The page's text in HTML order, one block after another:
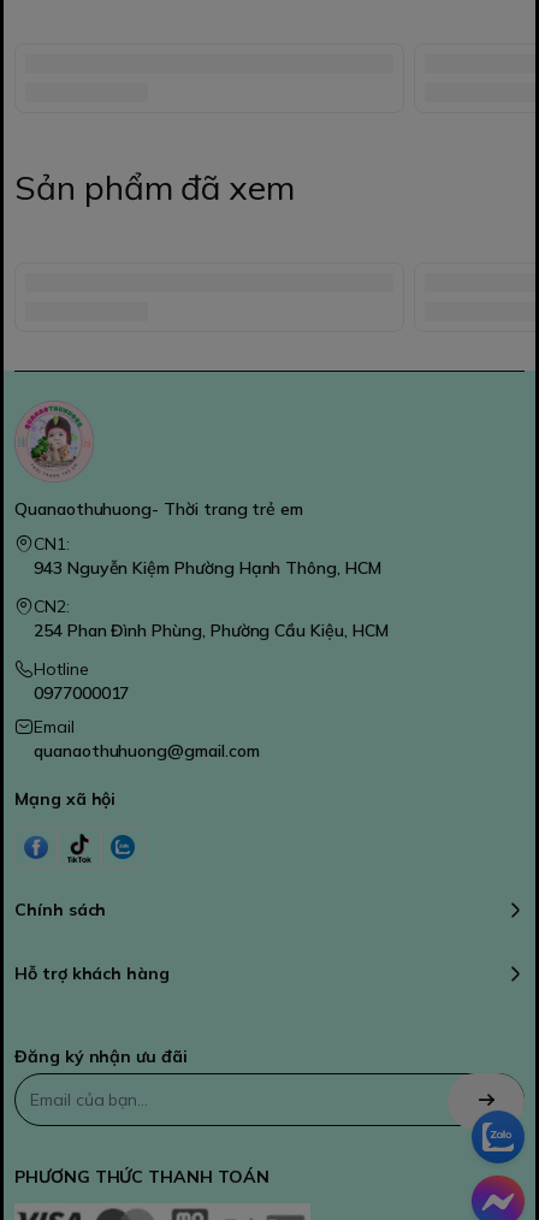
Sản phẩm đã xem
Quanaothuhuong- Thời trang trẻ em
CN1:
943 Nguyễn Kiệm Phường Hạnh Thông, HCM
CN2:
254 Phan Đình Phùng, Phường Cầu Kiệu, HCM
Hotline
0977000017
Email
quanaothuhuong@gmail.com
Mạng xã hội
Chính sách
Hỗ trợ khách hàng
Đăng ký nhận ưu đãi
PHƯƠNG THỨC THANH TOÁN